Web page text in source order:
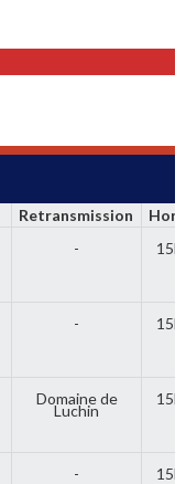
Retransmission
-
-
Domaine de
Luchin
-